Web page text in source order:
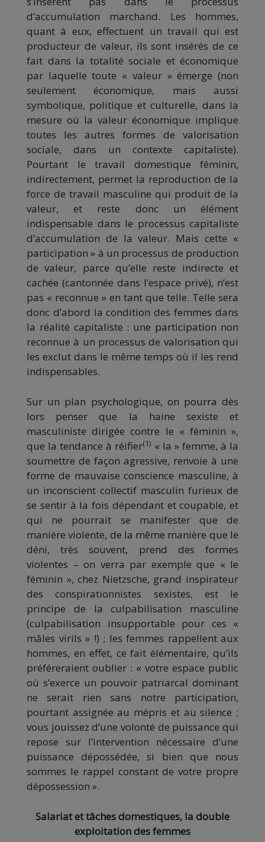
d’accumulation marchand. Les hommes,
quant à eux, effectuent un travail qui est
producteur de valeur, ils sont insérés de ce
fait dans la totalité sociale et économique
par laquelle toute « valeur » émerge (non
seulement économique, mais aussi
symbolique, politique et culturelle, dans la
mesure où la valeur économique implique
toutes les autres formes de valorisation
sociale, dans un contexte capitaliste).
Pourtant le travail domestique féminin,
indirectement, permet la reproduction de la
force de travail masculine qui produit de la
valeur, et reste donc un élément
indispensable dans le processus capitaliste
d’accumulation de la valeur. Mais cette «
participation » à un processus de production
de valeur, parce qu’elle reste indirecte et
cachée (cantonnée dans l’espace privé), n’est
pas « reconnue » en tant que telle. Telle sera
donc d’abord la condition des femmes dans
la réalité capitaliste : une participation non
reconnue à un processus de valorisation qui
les exclut dans le même temps où il les rend
indispensables.
Sur un plan psychologique, on pourra dès
lors penser que la haine sexiste et
masculiniste dirigée contre le « féminin »,
que la tendance à réifier(1) « la » femme, à la
soumettre de façon agressive, renvoie à une
forme de mauvaise conscience masculine, à
un inconscient collectif masculin furieux de
se sentir à la fois dépendant et coupable, et
qui ne pourrait se manifester que de
manière violente, de la même manière que le
déni, très souvent, prend des formes
violentes – on verra par exemple que « le
féminin », chez Nietzsche, grand inspirateur
des conspirationnistes sexistes, est le
principe de la culpabilisation masculine
(culpabilisation insupportable pour ces «
mâles virils » !) ; les femmes rappellent aux
hommes, en effet, ce fait élémentaire, qu’ils
préféreraient oublier : « votre espace public
où s’exerce un pouvoir patriarcal dominant
ne serait rien sans notre participation,
pourtant assignée au mépris et au silence ;
vous jouissez d’une volonté de puissance qui
repose sur l’intervention nécessaire d’une
puissance dépossédée, si bien que nous
sommes le rappel constant de votre propre
dépossession ».
Salariat et tâches domestiques, la double
exploitation des femmes